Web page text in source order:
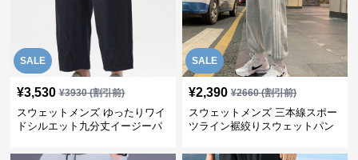
SALE
¥3,530 ¥3930(割引前)
スウェットメンズ ゆったりワイ
ドシルエット九分丈イージーパ
SALE
¥2,390 ¥2660(割引前)
スウェットメンズ 三本線スポー
ツライン裾絞りスウェットパン